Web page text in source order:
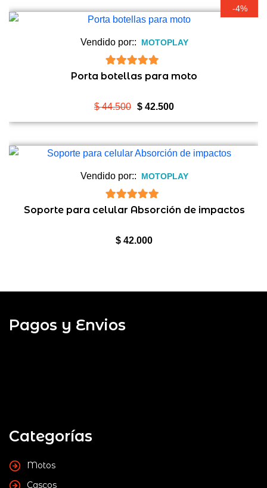
-4%
Vendido por:: MOTOPLAY
5 de 5
Porta botellas para moto
$44.500 El
precio
era:
$ 42.500El
precio
es:
Vendido por:: MOTOPLAY
5de 5
Soporte para celular Absorción de impactos
$ 42.000
Pagos y Envios
Categorías
Motos
Cascos